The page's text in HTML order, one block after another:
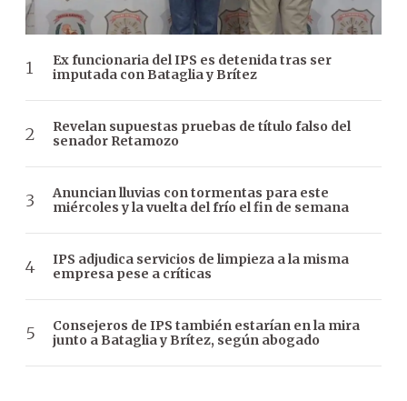
Ex funcionaria del IPS es detenida tras ser
imputada con Bataglia y Brítez
Revelan supuestas pruebas de título falso del
senador Retamozo
Anuncian lluvias con tormentas para este
miércoles y la vuelta del frío el fin de semana
IPS adjudica servicios de limpieza a la misma
empresa pese a críticas
Consejeros de IPS también estarían en la mira
junto a Bataglia y Brítez, según abogado